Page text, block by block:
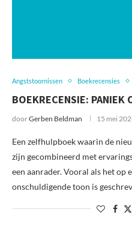
Angststoornissen Boekrecensies
BOEKRECENSIE: PANIEK
doorGerben Beldman 15 mei
Een zelfhulpboek waarin de
zijn gecombineerd met
een aanrader. Vooral als het op
onschuldigende toon is